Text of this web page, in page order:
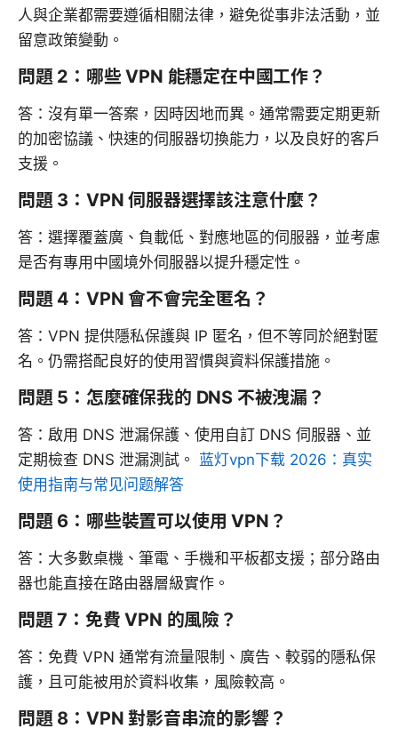
人與企業都需要遵循相關法律，避免從事非法活動，並
留意政策變動。
問題 2：哪些 VPN 能穩定在中國工作？
答：沒有單一答案，因時因地而異。通常需要定期更新
的加密協議、快速的伺服器切換能力，以及良好的客戶
支援。
問題 3：VPN 伺服器選擇該注意什麼？
答：選擇覆蓋廣、負載低、對應地區的伺服器，並考慮
是否有專用中國境外伺服器以提升穩定性。
問題 4：VPN 會不會完全匿名？
答：VPN 提供隱私保護與 IP 匿名，但不等同於絕對匿
名。仍需搭配良好的使用習慣與資料保護措施。
問題 5：怎麼確保我的 DNS 不被洩漏？
答：啟用 DNS 泄漏保護、使用自訂 DNS 伺服器、並
定期檢查 DNS 泄漏測試。 蓝灯vpn下载 2026：真实
使用指南与常见问题解答
問題 6：哪些裝置可以使用 VPN？
答：大多數桌機、筆電、手機和平板都支援；部分路由
器也能直接在路由器層級實作。
問題 7：免費 VPN 的風險？
答：免費 VPN 通常有流量限制、廣告、較弱的隱私保
護，且可能被用於資料收集，風險較高。
問題 8：VPN 對影音串流的影響？